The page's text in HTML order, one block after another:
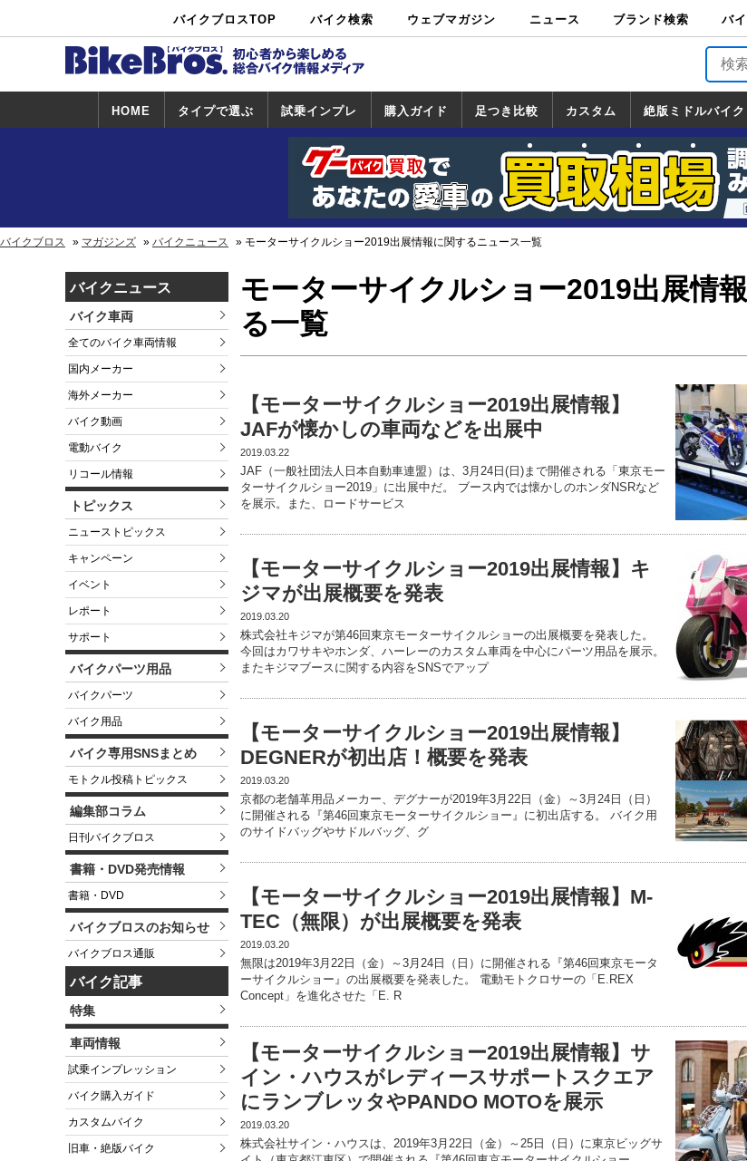
バイクブロスTOP バイク検索
中古バイ
ク・新車検
カタログ検
索
ショップ検
索
ウェブマガジン ニュース ブランド検索 バ
バ
HOME タイプで選ぶ 試乗インプレ
試乗インプレ
一覧
ホンダ
ヤマハ
スズキ
カワサキ
ハーレー
BMW
トライアンフ
ドゥカティ
購入ガイド
一覧
足つき比較 カスタム
カスタム
一覧
ホンダ
ヤマハ
スズキ
カワサキ
絶版ミドルバイク
絶版ミドルバイク
一覧
ホンダ
ヤマハ
スズキ
カワサキ
道の駅調査隊
ツーリング情報局
日本の道50選
国道めぐり
林道ツーリング
バイクブロス マガジンズ バイクニュース モーターサイクルショー2019出展情報に関するニュース一覧
バイクニュース
バイク車両
全てのバイク車両情報
国内メーカー
海外メーカー
バイク動画
電動バイク
リコール情報
トピックス
ニューストピックス
キャンペーン
イベント
レポート
サポート
バイクパーツ用品
バイクパーツ
バイク用品
バイク専用SNSまとめ
モトクル投稿トピックス
編集部コラム
日刊バイクブロス
書籍・DVD発売情報
書籍・DVD
バイクブロスのお知らせ
バイクブロス通販
バイク記事
特集
車両情報
試乗インプレッション
バイク購入ガイド
カスタムバイク
旧車・絶版バイク
モーターサイクルショー2019出展情
る一覧
【モーターサイクルショー2019出展情報】
JAFが懐かしの車両などを出展中
2019.03.22
JAF（一般社団法人日本自動車連盟）は、3月24日(日)まで開催される「東京モー
ターサイクルショー2019」に出展中だ。 ブース内では懐かしのホンダNSRなど
を展示。また、ロードサービス
【モーターサイクルショー2019出展情報】キ
ジマが出展概要を発表
2019.03.20
株式会社キジマが第46回東京モーターサイクルショーの出展概要を発表した。
今回はカワサキやホンダ、ハーレーのカスタム車両を中心にパーツ用品を展示。
またキジマブースに関する内容をSNSでアップ
【モーターサイクルショー2019出展情報】
DEGNERが初出店！概要を発表
2019.03.20
京都の老舗革用品メーカー、デグナーが2019年3月22日（金）～3月24日（日）
に開催される『第46回東京モーターサイクルショー』に初出店する。 バイク用
のサイドバッグやサドルバッグ、グ
【モーターサイクルショー2019出展情報】M-
TEC（無限）が出展概要を発表
2019.03.20
無限は2019年3月22日（金）～3月24日（日）に開催される『第46回東京モータ
ーサイクルショー』の出展概要を発表した。 電動モトクロサーの「E.REX
Concept」を進化させた「E. R
【モーターサイクルショー2019出展情報】サ
イン・ハウスがレディースサポートスクエア
にランブレッタやPANDO MOTOを展示
2019.03.20
株式会社サイン・ハウスは、2019年3月22日（金）～25日（日）に東京ビッグサ